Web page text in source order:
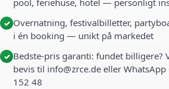
pool, feriehuse, hotel — personligt
✓ Overnatning, festivalbilletter,
i én booking — unikt på markedet
✓ Bedste-pris garanti: fundet billigere?
bevis til info@zrce.de eller
152 48